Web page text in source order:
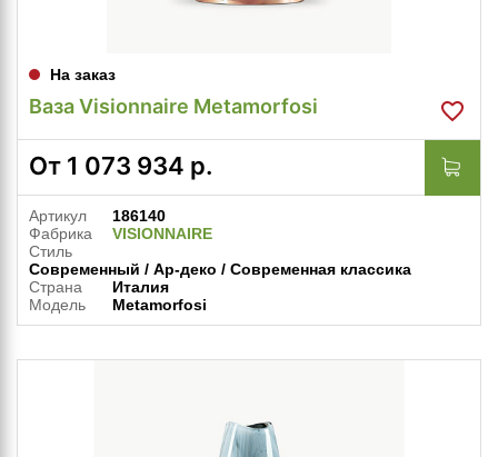
На заказ
Ваза Visionnaire Metamorfosi
От 1 073 934 р.
Артикул
186140
Фабрика
VISIONNAIRE
Стиль
Современный / Ар-деко / Современная классика
Страна
Италия
Модель
Metamorfosi